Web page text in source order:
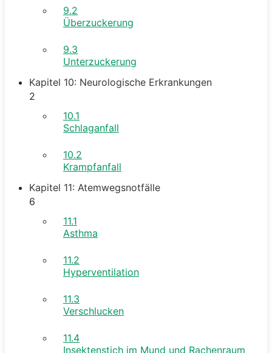
9.2
Überzuckerung
9.3
Unterzuckerung
Kapitel 10: Neurologische Erkrankungen
2
10.1
Schlaganfall
10.2
Krampfanfall
Kapitel 11: Atemwegsnotfälle
6
11.1
Asthma
11.2
Hyperventilation
11.3
Verschlucken
11.4
Insektenstich im Mund und Rachenraum